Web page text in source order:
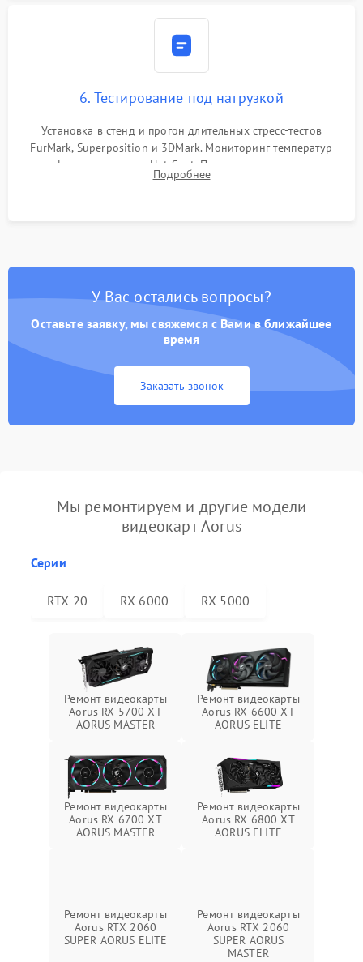
6. Тестирование под нагрузкой
Установка в стенд и прогон длительных стресс-тестов
FurMark, Superposition и 3DMark. Мониторинг температур
графического чипа и Hot Spot. Проверка на отсутствие
артефактов изображения, вылетов драйвера и зависаний.
Подробнее
У Вас остались вопросы?
Оставьте заявку, мы свяжемся с Вами в ближайшее
время
Заказать звонок
Мы ремонтируем и другие модели
видеокарт Aorus
Серии
RTX 20 RX 6000 RX 5000
Ремонт видеокарты
Aorus RX 5700 XT
AORUS MASTER
Ремонт видеокарты
Aorus RX 6600 XT
AORUS ELITE
Ремонт видеокарты
Aorus RX 6700 XT
AORUS MASTER
Ремонт видеокарты
Aorus RX 6800 XT
AORUS ELITE
Ремонт видеокарты
Aorus RTX 2060
SUPER AORUS ELITE
Ремонт видеокарты
Aorus RTX 2060
SUPER AORUS
MASTER